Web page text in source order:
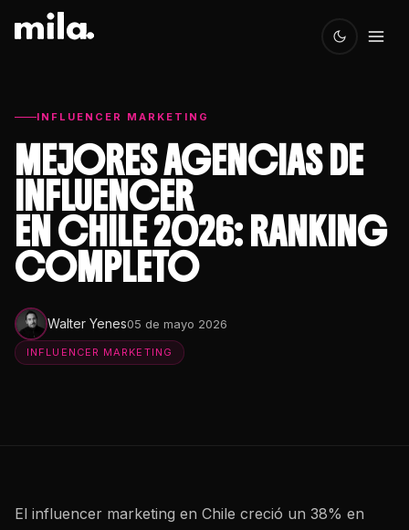
INFLUENCER MARKETING
MEJORES AGENCIAS DE
INFLUENCER
EN CHILE 2026: RANKING
COMPLETO
Walter Yenes05 de mayo 2026
INFLUENCER MARKETING
El influencer marketing en Chile creció un 38% en